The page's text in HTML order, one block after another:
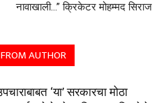
नावाखाली…” क्रिकेटर मोहम्मद सिराज
AUTHOR
‘या’ सरकारचा मोठा